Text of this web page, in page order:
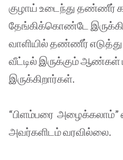
குழாய் உடைந்து தண்ணீர்
தேங்கிக்கொண்டே
வாளியில் தண்ணீர்
வீட்டில் இருக்கும் ஆண்கள்
இருக்கிறார்கள்.
“பிளம்பரை
அவர்களிடம் வரவில்லை.